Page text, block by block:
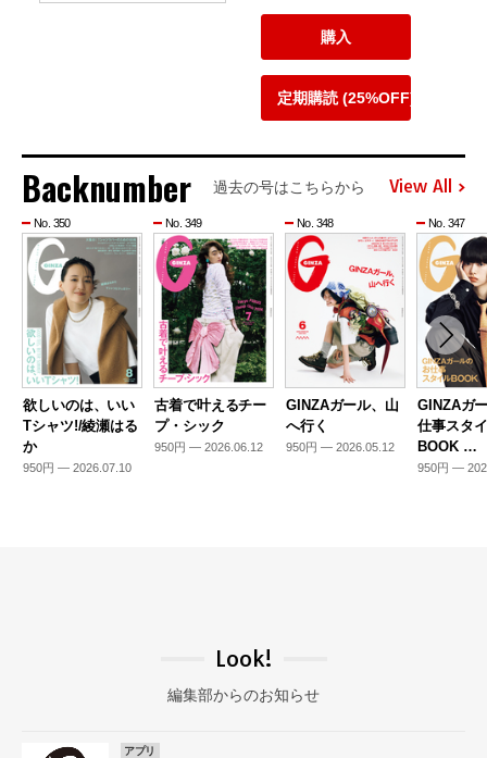
購入
定期購読 (25%OFF)
Backnumber 過去の号はこちらから View All
No. 350
欲しいのは、いい
Tシャツ!/綾瀬はる
か
950円 — 2026.07.10
No. 349
古着で叶えるチー
プ・シック
950円 — 2026.06.12
No. 348
GINZAガール、山
へ行く
950円 — 2026.05.12
No. 347
GINZAガ
仕事スタ
BOOK …
950円 —
Look!
編集部からのお知らせ
アプリ